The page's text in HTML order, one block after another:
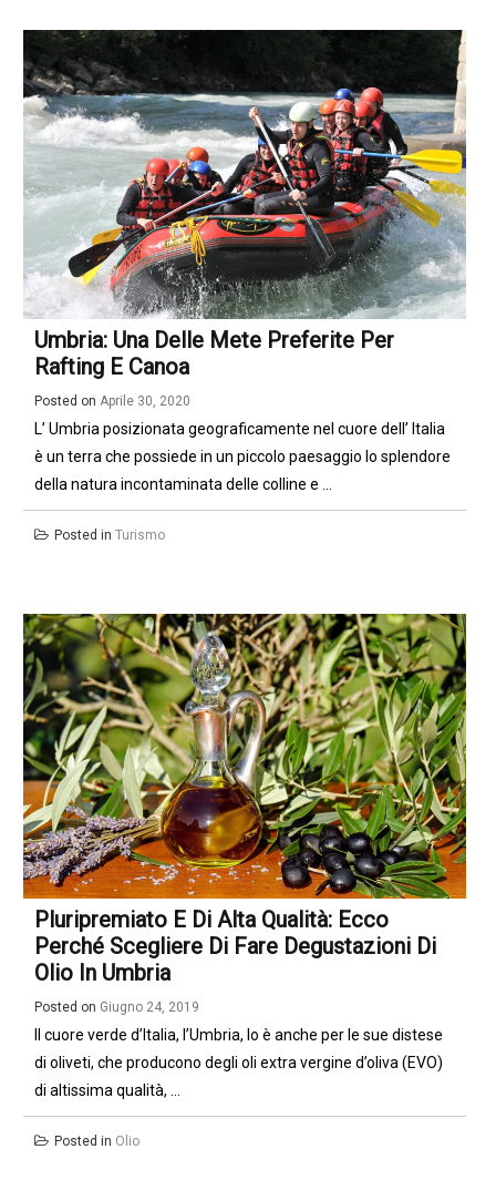
Umbria: Una Delle Mete Preferite Per
Rafting E Canoa
Posted on Aprile 30, 2020
L’ Umbria posizionata geograficamente nel cuore dell’ Italia
è un terra che possiede in un piccolo paesaggio lo splendore
della natura incontaminata delle colline e ...
Posted in Turismo
Pluripremiato E Di Alta Qualità: Ecco
Perché Scegliere Di Fare Degustazioni Di
Olio In Umbria
Posted on Giugno 24, 2019
Il cuore verde d’Italia, l’Umbria, lo è anche per le sue distese
di oliveti, che producono degli oli extra vergine d’oliva (EVO)
di altissima qualità, ...
Posted in Olio